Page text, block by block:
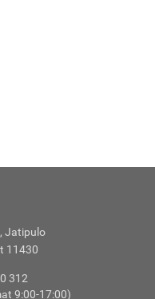
Jatipulo
11430
312
9:00-17:00)